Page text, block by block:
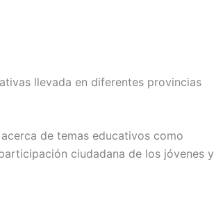
llevada en diferentes provincias
de temas educativos como
ciudadana de los jóvenes y